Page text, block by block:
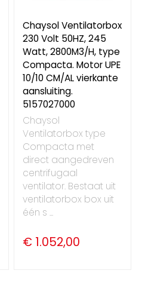
Chaysol Ventilatorbox
230 Volt 50HZ, 245
Watt, 2800M3/H, type
Compacta. Motor UPE
10/10 CM/AL vierkante
aansluiting.
5157027000
Chaysol
Ventilatorbox type
Compacta met
direct aangedreven
centrifugaal
ventilator. Bestaat uit
ventilatorbox box uit
één s ...
€ 1.052,00